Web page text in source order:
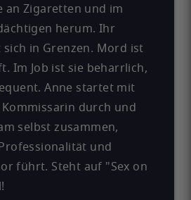
an Zigaretten und im
herum. Ihr
sich in Grenzen. Mord ist
Im Job ist sie beharrlich,
Anne startet mit
durch und
selbst zusammen,
und
führt. Steht auf "Sex on